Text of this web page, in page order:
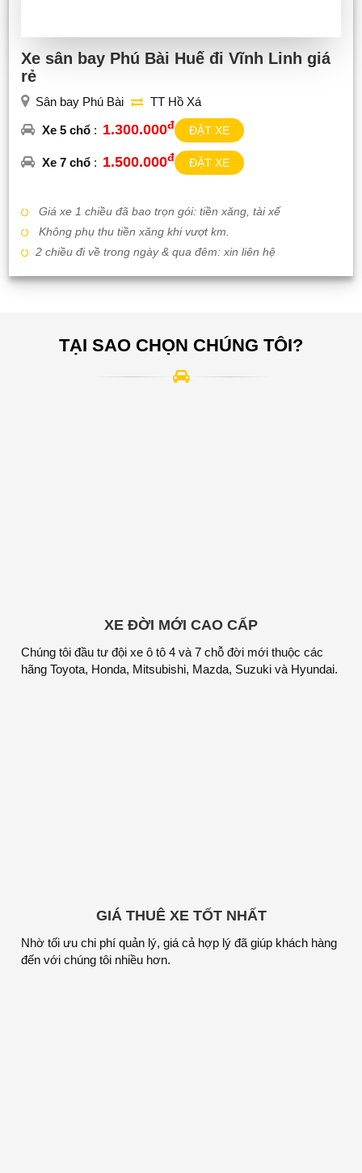
Xe sân bay Phú Bài Huế đi Vĩnh Linh giá
rẻ
Sân bay Phú Bài TT Hồ Xá
Xe 5 chổ : 1.300.000đ ĐẶT XE
Xe 7 chổ : 1.500.000đ ĐẶT XE
Giá xe 1 chiều đã bao trọn gói: tiền xăng, tài xế
Không phụ thu tiền xăng khi vượt km.
2 chiều đi về trong ngày & qua đêm: xin liên hệ
TẠI SAO CHỌN CHÚNG TÔI?
XE ĐỜI MỚI CAO CẤP
Chúng tôi đầu tư đội xe ô tô 4 và 7 chỗ đời mới thuộc các
hãng Toyota, Honda, Mitsubishi, Mazda, Suzuki và Hyundai.
GIÁ THUÊ XE TỐT NHẤT
Nhờ tối ưu chi phí quản lý, giá cả hợp lý đã giúp khách hàng
đến với chúng tôi nhiều hơn.